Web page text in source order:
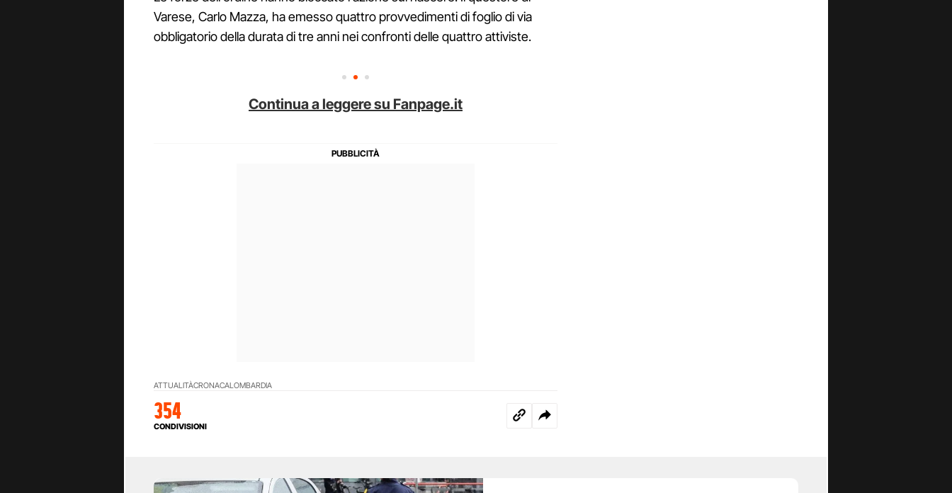
Varese, Carlo Mazza, ha emesso quattro provvedimenti di foglio di via
obbligatorio della durata di tre anni nei confronti delle quattro attiviste.
Continua a leggere su Fanpage.it
ATTUALITÀCRONACALOMBARDIA
354
CONDIVISIONI